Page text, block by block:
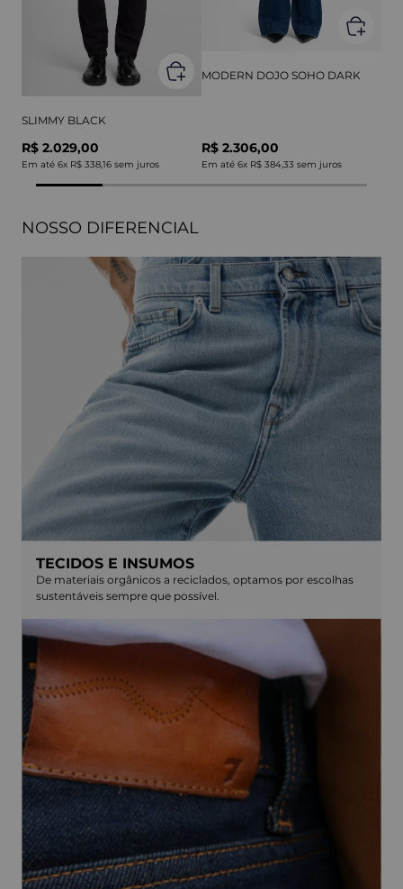
SLIMMY BLACK
R$ 2.029,00
Em até 6x R$ 338,16 sem juros
MODERN DOJO SOHO DARK
R$ 2.306,00
Em até 6x R$ 384,33 sem juros
NOSSO DIFERENCIAL
TECIDOS E INSUMOS
De materiais orgânicos a reciclados, optamos por escolhas
sustentáveis sempre que possível.